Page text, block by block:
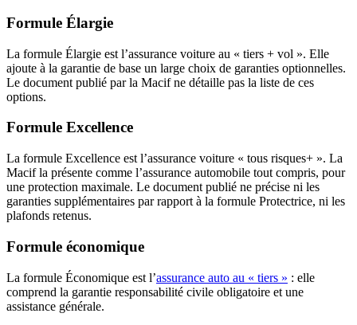
Formule Élargie
La formule Élargie est l’assurance voiture au « tiers + vol ». Elle
ajoute à la garantie de base un large choix de garanties optionnelles.
Le document publié par la Macif ne détaille pas la liste de ces
options.
Formule Excellence
La formule Excellence est l’assurance voiture « tous risques+ ». La
Macif la présente comme l’assurance automobile tout compris, pour
une protection maximale. Le document publié ne précise ni les
garanties supplémentaires par rapport à la formule Protectrice, ni les
plafonds retenus.
Formule économique
La formule Économique est l’assurance auto au « tiers » : elle
comprend la garantie responsabilité civile obligatoire et une
assistance générale.